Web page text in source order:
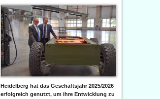
Heidelberg hat das Geschäftsjahr 2025/2026
erfolgreich genutzt, um ihre Entwicklung zu